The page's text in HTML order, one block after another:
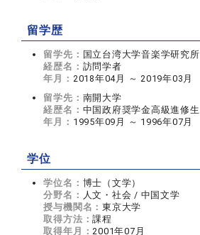
留学歴
留学先： 国立台湾大学音楽学研究所
経歴名： 訪問学者
年月： 2018年04月 ～ 2019年03月
留学先： 南開大学
経歴名： 中国政府奨学金高級進修生
年月： 1995年09月 ～ 1996年07月
学位
学位名： 博士（文学）
分野名： 人文・社会 / 中国文学
授与機関名：東京大学
取得方法：課程
取得年月：2001年07月